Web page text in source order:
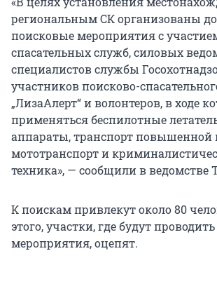
региональным СК организованы
поисковые мероприятия с
спасательных служб, силовых
специалистов службы
участников поисково-
„ЛизаАлерт“ и волонтеров, в ходе
применяться беспилотные
аппараты, транспорт повышенной
мототранспорт и
техника», — сообщили в ведомстве
К поискам привлекут около 80
этого, участки, где будут
мероприятия, оцепят.